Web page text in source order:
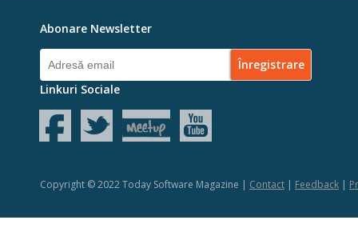
Abonare Newsletter
Linkuri Sociale
Copyright © 2022 Today Software Magazine | Contact | Feedback |